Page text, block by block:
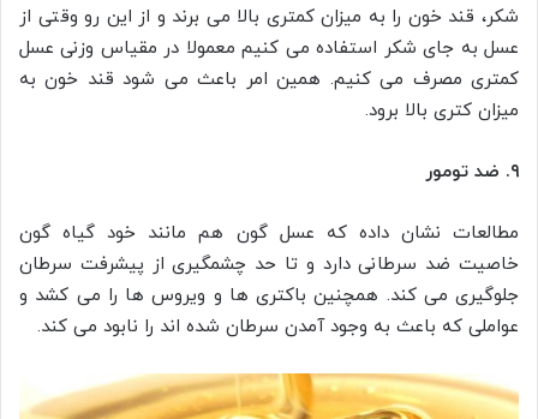
شکر، قند خون را به میزان کمتری بالا می برند و از این رو وقتی از
عسل به جای شکر استفاده می کنیم معمولا در مقیاس وزنی عسل
کمتری مصرف می کنیم. همین امر باعث می شود قند خون به
میزان کتری بالا برود.
۹. ضد تومور
مطالعات نشان داده که عسل گون هم مانند خود گیاه گون
خاصیت ضد سرطانی دارد و تا حد چشمگیری از پیشرفت سرطان
جلوگیری می کند. همچنین باکتری ها و ویروس ها را می کشد و
عواملی که باعث به وجود آمدن سرطان شده اند را نابود می کند.